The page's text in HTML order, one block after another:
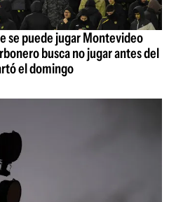
se puede jugar Montevideo
busca no jugar antes del
el domingo